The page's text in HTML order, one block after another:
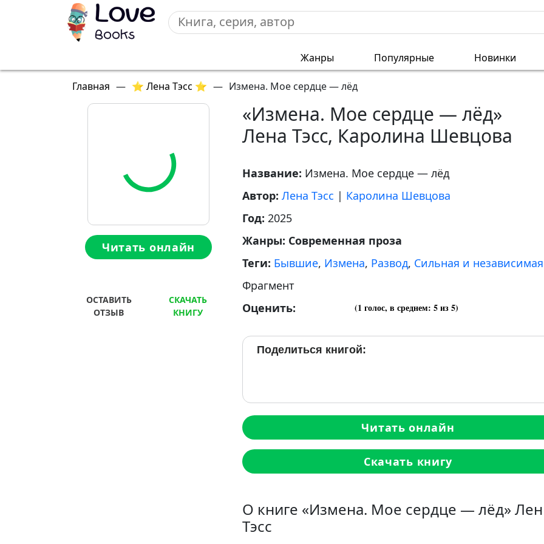
Жанры Популярные Новинки
Главная — ⭐ Лена Тэсс ⭐ — Измена. Мое сердце — лёд
Читать онлайн
ОСТАВИТЬ
ОТЗЫВ
СКАЧАТЬ
КНИГУ
«Измена. Мое сердце — лёд»
Лена Тэсс, Каролина Шевцова
Название: Измена. Мое сердце — лёд
Автор: Лена Тэсс | Каролина Шевцова
Год: 2025
Жанры: Современная проза
Теги: Бывшие, Измена, Развод, Сильная и независимая
Фрагмент
Оценить:
(1 голос, в среднем: 5из 5)
Поделиться книгой:
Читать онлайн
Скачать книгу
О книге «Измена. Мое сердце — лёд»
Тэсс